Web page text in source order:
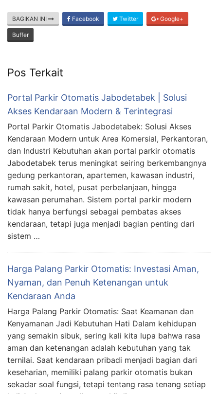
BAGIKAN INI Facebook Twitter Google+
Buffer
Pos Terkait
Portal Parkir Otomatis Jabodetabek | Solusi
Akses Kendaraan Modern & Terintegrasi
Portal Parkir Otomatis Jabodetabek: Solusi Akses
Kendaraan Modern untuk Area Komersial, Perkantoran,
dan Industri Kebutuhan akan portal parkir otomatis
Jabodetabek terus meningkat seiring berkembangnya
gedung perkantoran, apartemen, kawasan industri,
rumah sakit, hotel, pusat perbelanjaan, hingga
kawasan perumahan. Sistem portal parkir modern
tidak hanya berfungsi sebagai pembatas akses
kendaraan, tetapi juga menjadi bagian penting dari
sistem …
Harga Palang Parkir Otomatis: Investasi Aman,
Nyaman, dan Penuh Ketenangan untuk
Kendaraan Anda
Harga Palang Parkir Otomatis: Saat Keamanan dan
Kenyamanan Jadi Kebutuhan Hati Dalam kehidupan
yang semakin sibuk, sering kali kita lupa bahwa rasa
aman dan ketenangan adalah kebutuhan yang tak
ternilai. Saat kendaraan pribadi menjadi bagian dari
keseharian, memiliki palang parkir otomatis bukan
sekadar soal fungsi, tetapi tentang rasa tenang setiap